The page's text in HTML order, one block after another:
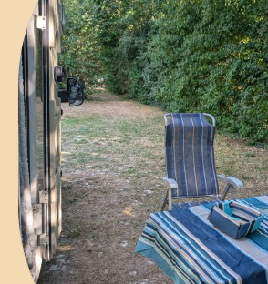
les évasions d’une catalane
champabreizh au gré du vent
Escapades
Cigalon en balade
voyage en liberté
voyages-camping-car
Partenaires
je loue mon camping car